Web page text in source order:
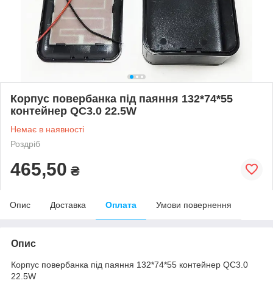
Корпус повербанка під паяння 132*74*55
контейнер QC3.0 22.5W
Немає в наявності
Роздріб
465,50 ₴
Опис Доставка Оплата Умови повернення
Опис
Корпус повербанка під паяння 132*74*55 контейнер QC3.0
22.5W